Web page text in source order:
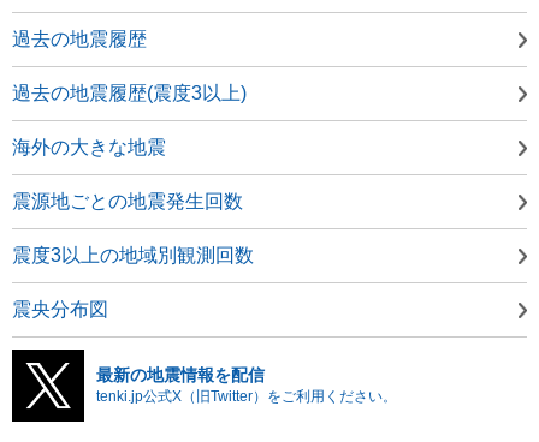
過去の地震履歴
過去の地震履歴(震度3以上)
海外の大きな地震
震源地ごとの地震発生回数
震度3以上の地域別観測回数
震央分布図
最新の地震情報を配信
tenki.jp公式X（旧Twitter）をご利用ください。